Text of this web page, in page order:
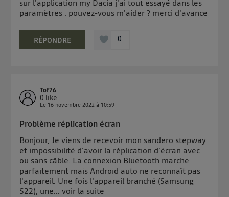
sur l'application my Dacia j'ai tout essayé dans les
paramètres . pouvez-vous m'aider ? merci d'avance
RÉPONDRE 0
Tof76
0 like
Le 16 novembre 2022 à 10:59
Problème réplication écran
Bonjour, Je viens de recevoir mon sandero stepway
et impossibilité d'avoir la réplication d'écran avec
ou sans câble. La connexion Bluetooth marche
parfaitement mais Android auto ne reconnaît pas
l'appareil. Une fois l'appareil branché (Samsung
S22), une...voir la suite
d'information sur les données personnelles